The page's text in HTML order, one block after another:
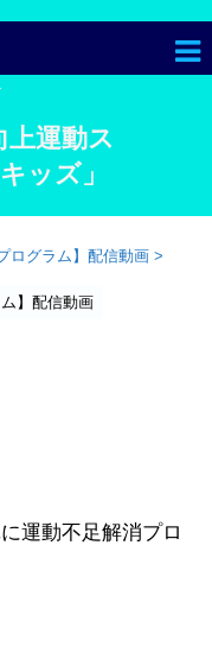
ログラム】配信動画 >
】配信動画
運動不足解消プロ